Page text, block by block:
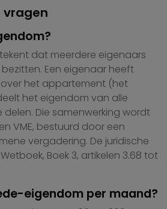
vragen
dat meerdere eigenaars
Een eigenaar heeft
het appartement (het
het eigendom van alle
Die samenwerking wordt
VME, bestuurd door een
vergadering. De juridische
Boek 3, artikelen 3.68 tot
eigendom per maand?